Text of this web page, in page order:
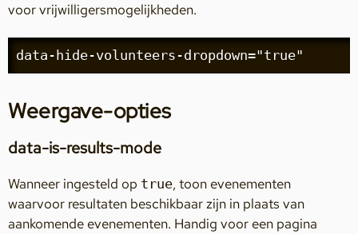
voor vrijwilligersmogelijkheden.
data-hide-volunteers-dropdown="true"
Weergave-opties
data-is-results-mode
Wanneer ingesteld op true, toon evenementen
waarvoor resultaten beschikbaar zijn in plaats van
aankomende evenementen. Handig voor een pagina